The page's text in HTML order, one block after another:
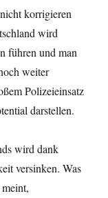
korrigieren
wird
führen und man
weiter
Polizeieinsatz
darstellen.
wird dank
versinken. Was